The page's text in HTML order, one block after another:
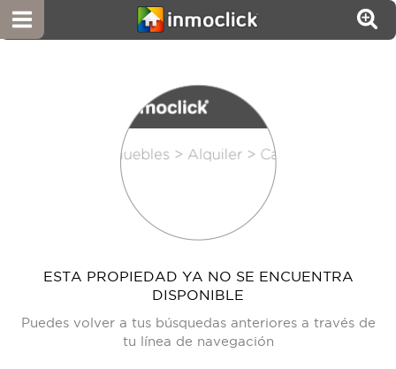
ESTA PROPIEDAD YA NO SE ENCUENTRA
DISPONIBLE
Puedes volver a tus búsquedas anteriores a través de
tu línea de navegación